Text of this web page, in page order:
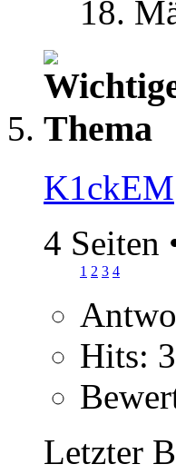
18.
K1ckEM
4 Seiten
1 2 3 4
Hits:
Letzter